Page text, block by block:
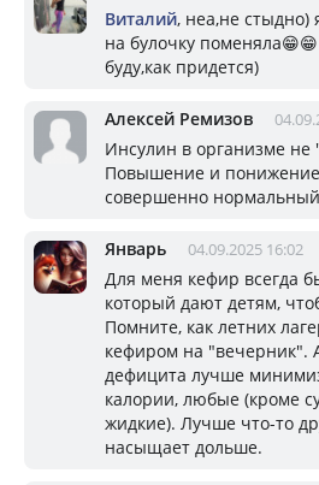
Виталий, неа,не стыдно)
на булочку
буду,как придется)
Алексей Ремизов
Инсулин в организме не
Повышение и понижение
совершенно
Январь 04.09.2025 16:02
Для меня кефир всегда
который дают детям,
Помните, как летних
кефиром на "вечерник".
дефицита лучше
калории, любые (кроме
жидкие). Лучше что-то
насыщает дольше.